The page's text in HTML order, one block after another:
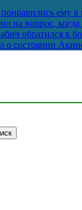
ему
на вопрос,
обратился к
о состоянии